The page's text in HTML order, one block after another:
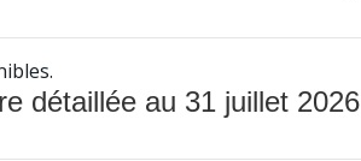
détaillée au 31 juillet 2026